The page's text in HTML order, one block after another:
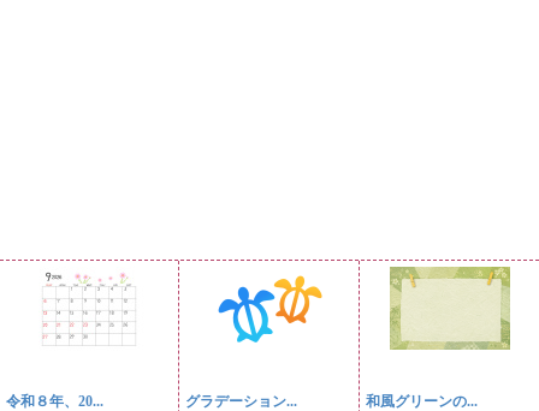
令和８年、20... グラデーション... 和風グリーンの...